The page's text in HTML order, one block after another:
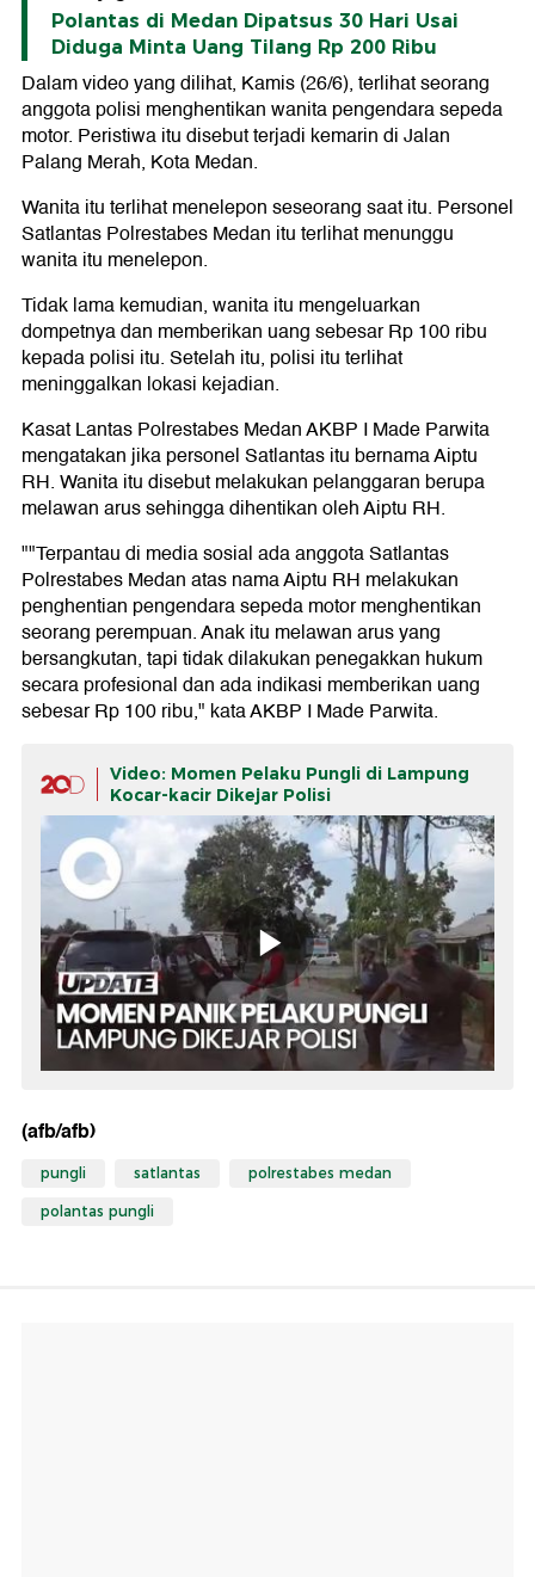
Polantas di Medan Dipatsus 30 Hari Usai
Diduga Minta Uang Tilang Rp 200 Ribu
Dalam video yang dilihat, Kamis (26/6), terlihat seorang
anggota polisi menghentikan wanita pengendara sepeda
motor. Peristiwa itu disebut terjadi kemarin di Jalan
Palang Merah, Kota Medan.
Wanita itu terlihat menelepon seseorang saat itu. Personel
Satlantas Polrestabes Medan itu terlihat menunggu
wanita itu menelepon.
Tidak lama kemudian, wanita itu mengeluarkan
dompetnya dan memberikan uang sebesar Rp 100 ribu
kepada polisi itu. Setelah itu, polisi itu terlihat
meninggalkan lokasi kejadian.
Kasat Lantas Polrestabes Medan AKBP I Made Parwita
mengatakan jika personel Satlantas itu bernama Aiptu
RH. Wanita itu disebut melakukan pelanggaran berupa
melawan arus sehingga dihentikan oleh Aiptu RH.
""Terpantau di media sosial ada anggota Satlantas
Polrestabes Medan atas nama Aiptu RH melakukan
penghentian pengendara sepeda motor menghentikan
seorang perempuan. Anak itu melawan arus yang
bersangkutan, tapi tidak dilakukan penegakkan hukum
secara profesional dan ada indikasi memberikan uang
sebesar Rp 100 ribu," kata AKBP I Made Parwita.
Video: Momen Pelaku Pungli di Lampung
Kocar-kacir Dikejar Polisi
(afb/afb)
pungli satlantas polrestabes medan
polantas pungli